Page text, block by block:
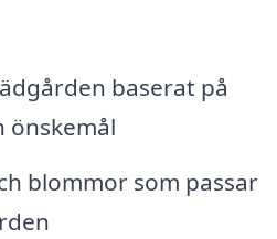
baserat på
önskemål
blommor som passar